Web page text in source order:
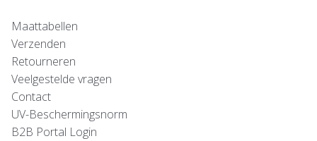
Maattabellen
Verzenden
Retourneren
Veelgestelde vragen
Contact
UV-Beschermingsnorm
B2B Portal Login